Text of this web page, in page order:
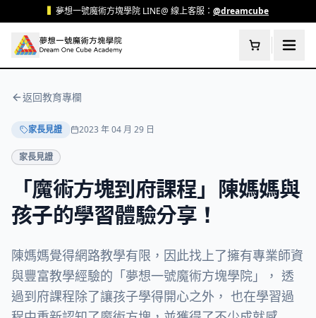
跳至主要內容夢想一號魔術方塊學院 LINE@ 線上客服： @dreamcube
返回教育專欄
家長見證 2023 年 04 月 29 日
家長見證
「魔術方塊到府課程」陳媽媽與
孩子的學習體驗分享！
陳媽媽覺得網路教學有限，因此找上了擁有專業師資
與豐富教學經驗的「夢想一號魔術方塊學院」， 透
過到府課程除了讓孩子學得開心之外， 也在學習過